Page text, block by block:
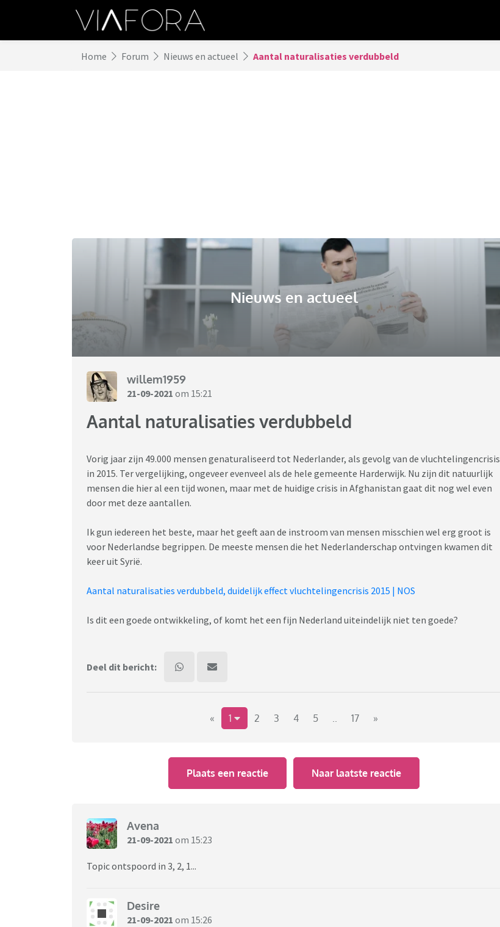
Home Forum Nieuws en actueel Aantal naturalisaties verdubbeld
Nieuws en actueel
willem1959
21-09-2021 om 15:21
Aantal naturalisaties verdubbeld
Vorig jaar zijn 49.000 mensen genaturaliseerd tot Nederlander, als gevolg van de vluchtelingencrisis
in 2015. Ter vergelijking, ongeveer evenveel als de hele gemeente Harderwijk. Nu zijn dit natuurlijk
mensen die hier al een tijd wonen, maar met de huidige crisis in Afghanistan gaat dit nog wel even
door met deze aantallen.
Ik gun iedereen het beste, maar het geeft aan de instroom van mensen misschien wel erg groot is
voor Nederlandse begrippen. De meeste mensen die het Nederlanderschap ontvingen kwamen dit
keer uit Syrië.
Aantal naturalisaties verdubbeld, duidelijk effect vluchtelingencrisis 2015 | NOS
Is dit een goede ontwikkeling, of komt het een fijn Nederland uiteindelijk niet ten goede?
Deel dit bericht:
« 1 2 3 4 5 .. 17 »
Plaats een reactie Naar laatste reactie
Avena
21-09-2021 om 15:23
Topic ontspoord in 3, 2, 1...
Desire
21-09-2021 om 15:26